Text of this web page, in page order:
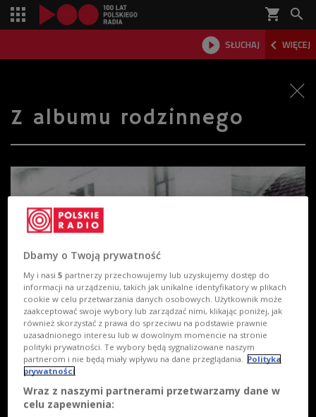
shopping_cart 
 SŁUCHAJ  WIĘCEJ

Z albumu rodzinnego
Dbamy o Twoją prywatność
My i nasi5 partnerzy przechowujemy lub uzyskujemy dostęp do
informacji na urządzeniu, takich jak unikalne identyfikatory w plikach
cookie w celu przetwarzania danych osobowych. Użytkownik może
zaakceptować swoje wybory lub zarządzać nimi, klikając poniżej, jak
również skorzystać z prawa do sprzeciwu na podstawie prawnie
uzasadnionego interesu lub w dowolnym momencie na stronie
polityki prywatności. Te wybory będą sygnalizowane naszym
partnerom i nie będą miały wpływu na dane przeglądania. Polityka
prywatności
Wraz z naszymi partnerami przetwarzamy dane w
celu zapewnienia: